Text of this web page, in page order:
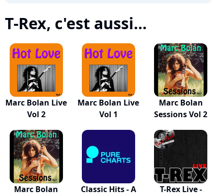
T-Rex, c'est aussi...
Marc Bolan Live
Vol 2
Marc Bolan Live
Vol 1
Marc Bolan
Sessions Vol 2
Marc Bolan
Classic Hits - A
T-Rex Live -